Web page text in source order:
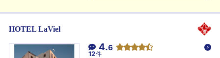
HOTEL LaViel
4.6
12件